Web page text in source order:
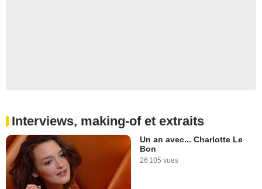
Interviews, making-of et extraits
Un an avec... Charlotte Le
Bon
26 105 vues